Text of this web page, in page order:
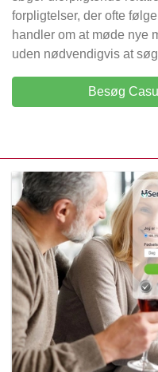
forpligtelser, der ofte
handler om at møde nye
uden nødvendigvis at
Besøg